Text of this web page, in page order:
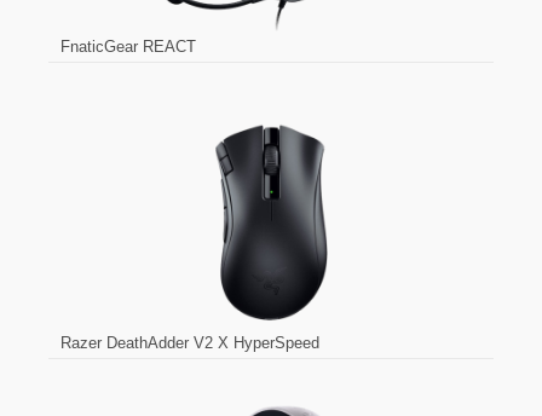
FnaticGear REACT
Razer DeathAdder V2 X HyperSpeed